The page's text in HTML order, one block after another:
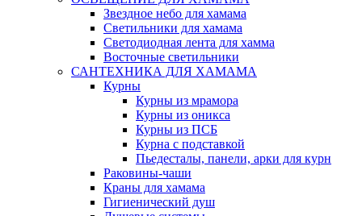
Звездное небо для хамама
Светильники для хамама
Светодиодная лента для хамма
Восточные светильники
САНТЕХНИКА ДЛЯ ХАМАМА
Курны
Курны из мрамора
Курны из оникса
Курны из ПСБ
Курна с подставкой
Пьедесталы, панели, арки для курн
Раковины-чаши
Краны для хамама
Гигиенический душ